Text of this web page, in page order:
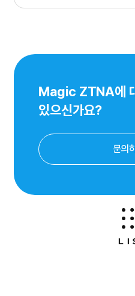
Magic ZTNA에
있으신가요?
문의